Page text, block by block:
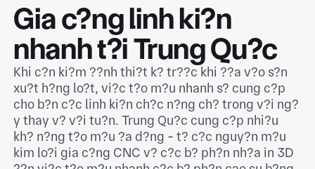
Gia c?ng linh ki?n
nhanh t?i Trung Qu?c
Khi c?n ki?m ??nh thi?t k? tr??c khi ??a v?o s?n
xu?t h?ng lo?t, vi?c t?o m?u nhanh s? cung c?p
cho b?n c?c linh ki?n ch?c n?ng ch? trong v?i ng?
y thay v? v?i tu?n. Trung Qu?c cung c?p nhi?u
kh? n?ng t?o m?u ?a d?ng - t? c?c nguy?n m?u
kim lo?i gia c?ng CNC v? c?c b? ph?n nh?a in 3D